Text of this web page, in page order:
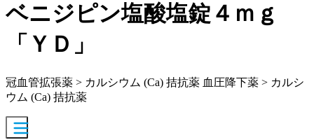
ベニジピン塩酸塩錠４ｍｇ
「ＹＤ」
冠血管拡張薬 > カルシウム (Ca) 拮抗薬 血圧降下薬 > カルシ
ウム (Ca) 拮抗薬